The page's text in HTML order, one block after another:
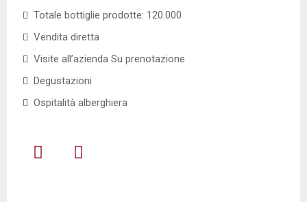
Totale bottiglie prodotte: 120.000
Vendita diretta
Visite all’azienda Su prenotazione
Degustazioni
Ospitalità alberghiera